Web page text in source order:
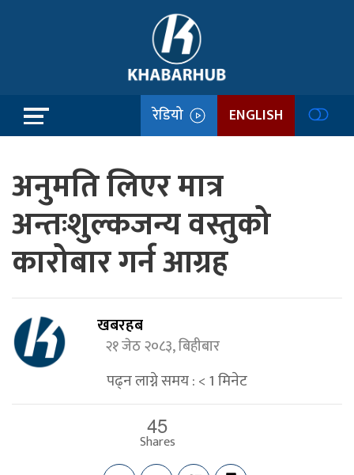
रेडियो ENGLISH
अनुमति लिएर मात्र
अन्तःशुल्कजन्य वस्तुको
कारोबार गर्न आग्रह
खबरहब
२१ जेठ २०८३, बिहीबार
पढ्न लाग्ने समय :< 1मिनेट
45
Shares